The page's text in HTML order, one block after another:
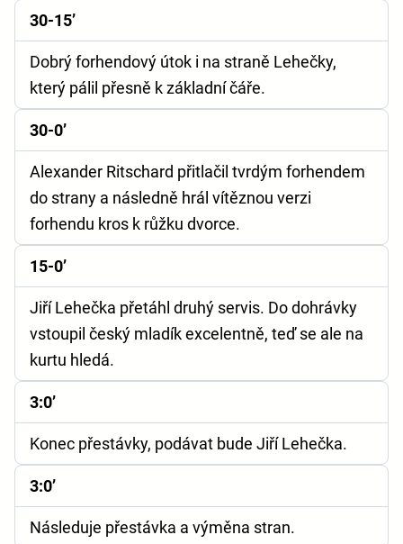
30-15’
Dobrý forhendový útok i na straně Lehečky,
který pálil přesně k základní čáře.
30-0’
Alexander Ritschard přitlačil tvrdým forhendem
do strany a následně hrál vítěznou verzi
forhendu kros k růžku dvorce.
15-0’
Jiří Lehečka přetáhl druhý servis. Do dohrávky
vstoupil český mladík excelentně, teď se ale na
kurtu hledá.
3:0’
Konec přestávky, podávat bude Jiří Lehečka.
3:0’
Následuje přestávka a výměna stran.